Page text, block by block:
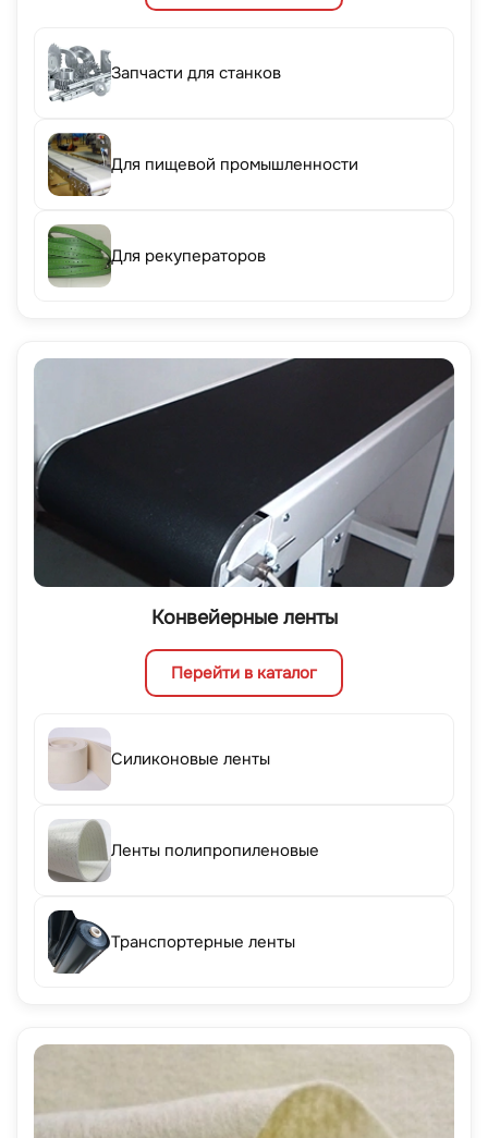
Запчасти для станков
Для пищевой промышленности
Для рекуператоров
Конвейерные ленты
Перейти в каталог
Силиконовые ленты
Ленты полипропиленовые
Транспортерные ленты